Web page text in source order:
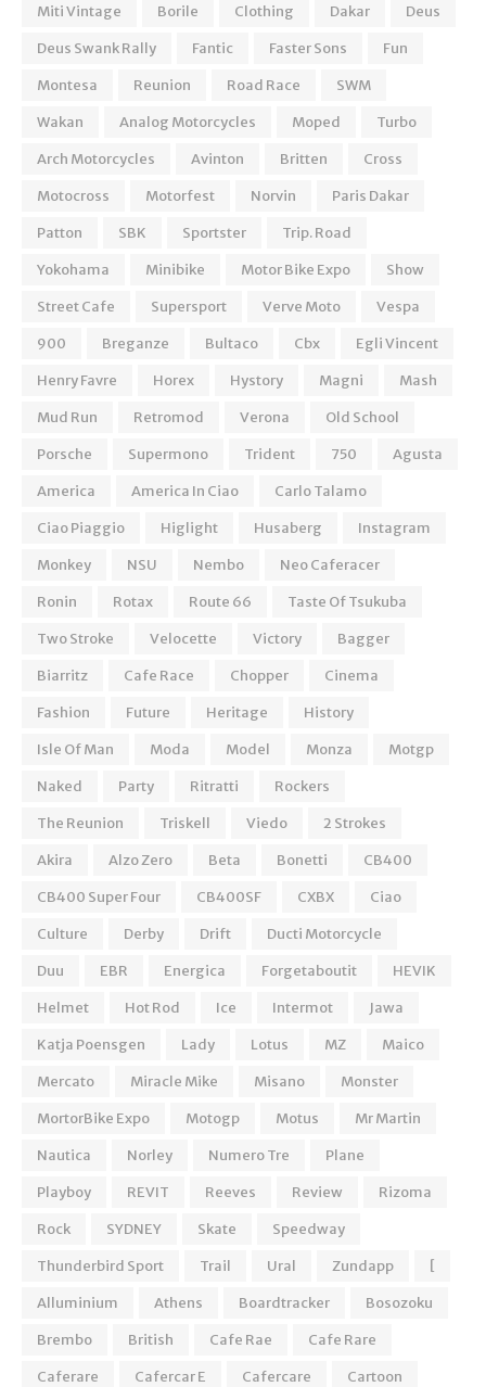
Miti Vintage
Borile Clothing Dakar
Deus
Deus Swank Rally
Fantic Faster Sons
Fun
Montesa
Reunion Road Race
SWM
Wakan
Analog Motorcycles Moped
Turbo
Arch Motorcycles
Avinton Britten
Cross
Motocross
Motorfest Norvin
Paris Dakar
Patton
SBK Sportster
Trip. Road
Yokohama
Minibike Motor Bike Expo
Show
Street Cafe
Supersport Verve Moto
Vespa
900
Breganze Bultaco Cbx
Egli Vincent
Henry Favre
Horex Hystory Magni
Mash
Mud Run
Retromod Verona
Old School
Porsche
Supermono Trident 750
Agusta
America
America In Ciao
Carlo Talamo
Ciao Piaggio
Higlight Husaberg
Instagram
Monkey
NSU Nembo
Neo Caferacer
Ronin
Rotax Route 66
Taste Of Tsukuba
Two Stroke
Velocette Victory
Bagger
Biarritz
Cafe Race Chopper
Cinema
Fashion
Future Heritage
History
Isle Of Man
Moda Model Monza
Motgp
Naked
Party Ritratti
Rockers
The Reunion
Triskell Viedo
2 Strokes
Akira
Alzo Zero Beta Bonetti
CB400
CB400 Super Four
CB400SF CXBX
Ciao
Culture
Derby Drift
Ducti Motorcycle
Duu
EBR Energica Forgetaboutit
HEVIK
Helmet
Hot Rod Ice Intermot
Jawa
Katja Poensgen
Lady Lotus MZ
Maico
Mercato
Miracle Mike Misano
Monster
MortorBike Expo
Motogp Motus
Mr Martin
Nautica
Norley Numero Tre
Plane
Playboy
REVIT Reeves Review
Rizoma
Rock
SYDNEY Skate
Speedway
Thunderbird Sport
Trail Ural Zundapp
[
Alluminium
Athens Boardtracker
Bosozoku
Brembo
British Cafe Rae
Cafe Rare
Caferare
Cafercar E Cafercare
Cartoon